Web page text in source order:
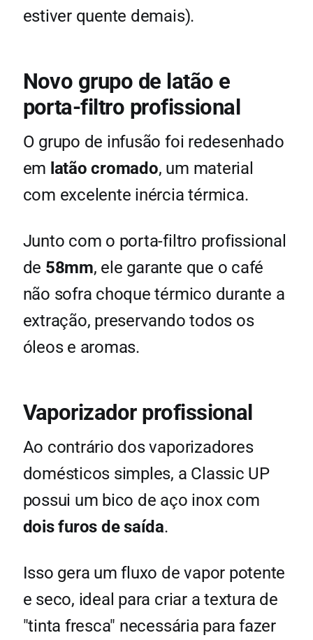
estiver quente demais).
Novo grupo de latão e
porta-filtro profissional
O grupo de infusão foi redesenhado
em latão cromado, um material
com excelente inércia térmica.
Junto com o porta-filtro profissional
de 58mm, ele garante que o café
não sofra choque térmico durante a
extração, preservando todos os
óleos e aromas.
Vaporizador profissional
Ao contrário dos vaporizadores
domésticos simples, a Classic UP
possui um bico de aço inox com
dois furos de saída.
Isso gera um fluxo de vapor potente
e seco, ideal para criar a textura de
"tinta fresca" necessária para fazer